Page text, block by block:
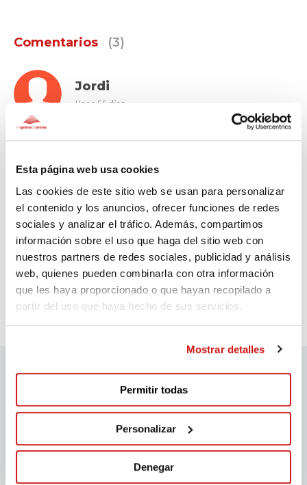
Esta página web usa cookies
Las cookies de este sitio web se usan para personalizar
el contenido y los anuncios, ofrecer funciones de redes
sociales y analizar el tráfico. Además, compartimos
información sobre el uso que haga del sitio web con
nuestros partners de redes sociales, publicidad y análisis
web, quienes pueden combinarla con otra información
que les haya proporcionado o que hayan recopilado a
partir del uso que haya hecho de sus servicios.
Mostrar detalles
Permitir todas
Personalizar
Denegar
Comentarios (3)
Jordi
Hace 55 días
Hola a casa ara fa temps que no tenim cap episodi,
es per una familia, i agraeixo molt la feina que feu
Gorka
Hace 273 días
Nekane
Patrocinadores migranodearena